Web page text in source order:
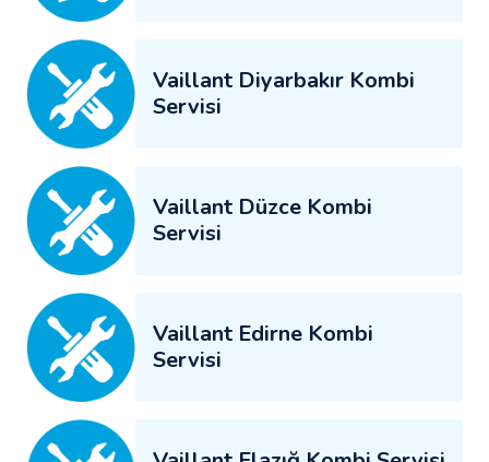
Vaillant Diyarbakır Kombi
Servisi
Vaillant Düzce Kombi
Servisi
Vaillant Edirne Kombi
Servisi